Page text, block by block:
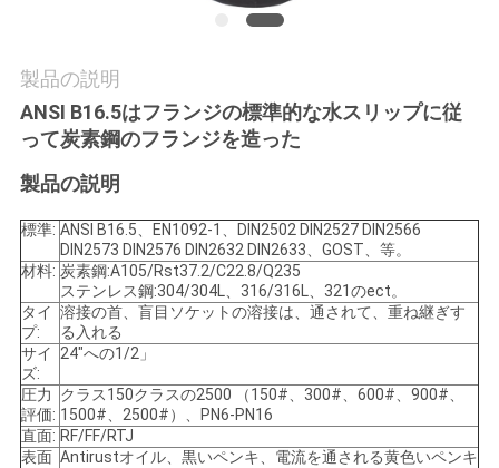
理
お
問
い
合
わ
せ
ニ
製品の説明
ANSI B16.5はフランジの標準的な水スリップに従
って炭素鋼のフランジを造った
製品の説明
標準: ANSI B16.5、EN1092-1、DIN2502 DIN2527 DIN2566
DIN2573 DIN2576 DIN2632 DIN2633、GOST、等。
材料: 炭素鋼:A105/Rst37.2/C22.8/Q235
ステンレス鋼:304/304L、316/316L、321のect。
タイ
プ:
溶接の首、盲目ソケットの溶接は、通されて、重ね継ぎす
る入れる
サイ
ズ:
24"への1/2」
圧力
評価:
クラス150クラスの2500 （150#、300#、600#、900#、
1500#、2500#）、PN6-PN16
直面: RF/FF/RTJ
表面 Antirustオイル、黒いペンキ、電流を通される黄色いペンキ